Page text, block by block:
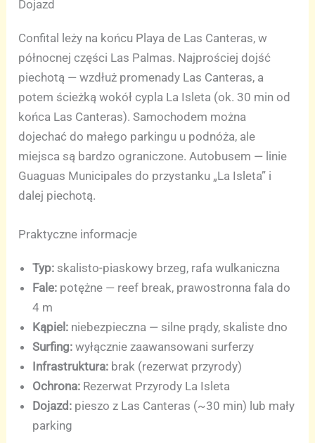
Dojazd
Confital leży na końcu Playa de Las Canteras, w
północnej części Las Palmas. Najprościej dojść
piechotą — wzdłuż promenady Las Canteras, a
potem ścieżką wokół cypla La Isleta (ok. 30 min od
końca Las Canteras). Samochodem można
dojechać do małego parkingu u podnóża, ale
miejsca są bardzo ograniczone. Autobusem — linie
Guaguas Municipales do przystanku „La Isleta” i
dalej piechotą.
Praktyczne informacje
Typ: skalisto-piaskowy brzeg, rafa wulkaniczna
Fale: potężne — reef break, prawostronna fala do
4 m
Kąpiel: niebezpieczna — silne prądy, skaliste dno
Surfing: wyłącznie zaawansowani surferzy
Infrastruktura: brak (rezerwat przyrody)
Ochrona: Rezerwat Przyrody La Isleta
Dojazd: pieszo z Las Canteras (~30 min) lub mały
parking